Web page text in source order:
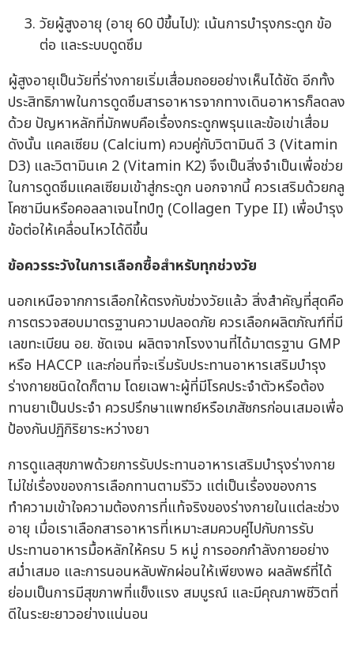
วัยผู้สูงอายุ (อายุ 60 ปีขึ้นไป): เน้นการบำรุงกระดูก ข้อ
ต่อ และระบบดูดซึม
ผู้สูงอายุเป็นวัยที่ร่างกายเริ่มเสื่อมถอยอย่างเห็นได้ชัด อีกทั้ง
ประสิทธิภาพในการดูดซึมสารอาหารจากทางเดินอาหารก็ลดลง
ด้วย ปัญหาหลักที่มักพบคือเรื่องกระดูกพรุนและข้อเข่าเสื่อม
ดังนั้น แคลเซียม (Calcium) ควบคู่กับวิตามินดี 3 (Vitamin
D3) และวิตามินเค 2 (Vitamin K2) จึงเป็นสิ่งจำเป็นเพื่อช่วย
ในการดูดซึมแคลเซียมเข้าสู่กระดูก นอกจากนี้ ควรเสริมด้วยกลู
โคซามีนหรือคอลลาเจนไทป์ทู (Collagen Type II) เพื่อบำรุง
ข้อต่อให้เคลื่อนไหวได้ดีขึ้น
ข้อควรระวังในการเลือกซื้อสำหรับทุกช่วงวัย
นอกเหนือจากการเลือกให้ตรงกับช่วงวัยแล้ว สิ่งสำคัญที่สุดคือ
การตรวจสอบมาตรฐานความปลอดภัย ควรเลือกผลิตภัณฑ์ที่มี
เลขทะเบียน อย. ชัดเจน ผลิตจากโรงงานที่ได้มาตรฐาน GMP
หรือ HACCP และก่อนที่จะเริ่มรับประทานอาหารเสริมบำรุง
ร่างกายชนิดใดก็ตาม โดยเฉพาะผู้ที่มีโรคประจำตัวหรือต้อง
ทานยาเป็นประจำ ควรปรึกษาแพทย์หรือเภสัชกรก่อนเสมอเพื่อ
ป้องกันปฏิกิริยาระหว่างยา
การดูแลสุขภาพด้วยการรับประทานอาหารเสริมบำรุงร่างกาย
ไม่ใช่เรื่องของการเลือกทานตามรีวิว แต่เป็นเรื่องของการ
ทำความเข้าใจความต้องการที่แท้จริงของร่างกายในแต่ละช่วง
อายุ เมื่อเราเลือกสารอาหารที่เหมาะสมควบคู่ไปกับการรับ
ประทานอาหารมื้อหลักให้ครบ 5 หมู่ การออกกำลังกายอย่าง
สม่ำเสมอ และการนอนหลับพักผ่อนให้เพียงพอ ผลลัพธ์ที่ได้
ย่อมเป็นการมีสุขภาพที่แข็งแรง สมบูรณ์ และมีคุณภาพชีวิตที่
ดีในระยะยาวอย่างแน่นอน